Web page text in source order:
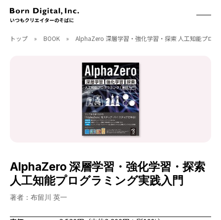
いつもクリエイターのそばに
ABOUT
CGWORLD
CGWORLD.jp
BOOK
刊行順
ゲーム/CG
映像/映画/アニメ
SEMINAR
有料セミナー
チュートリアル
トップ » BOOK » AlphaZero 深層学習・強化学習・探索 人工知能プロ
AlphaZero 深層学習・強化学習・探索
人工知能プログラミング実践入門
著者：布留川 英一